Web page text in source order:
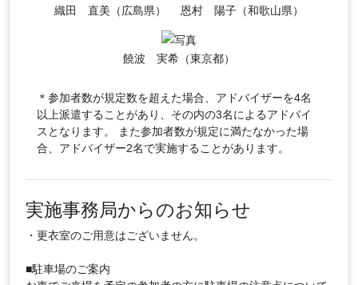
織田 直美（広島県） 恩村 陽子（和歌山県）
饒波 実希（東京都）
＊参加者数が規定数を超えた場合、アドバイザーを4名
以上派遣することがあり、その内の3名によるアドバイ
スとなります。 また参加者数が規定に満たなかった場
合、アドバイザー2名で実施することがあります。
実施事務局からのお知らせ
・更衣室のご用意はございません。
■駐車場のご案内